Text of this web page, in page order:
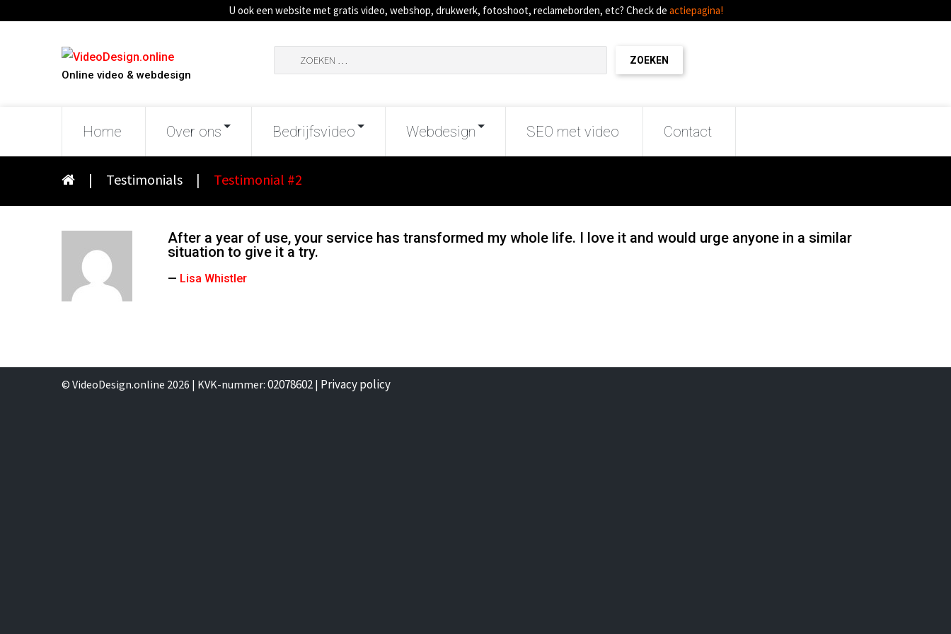
U ook een website met gratis video, webshop, drukwerk, fotoshoot, reclameborden, etc? Check de actiepagina!
Online video & webdesign
Home Over ons Bedrijfsvideo Webdesign SEO met video Contact
| Testimonials | Testimonial #2
After a year of use, your service has transformed my whole life. I love it and would urge anyone in a similar
situation to give it a try.
Lisa Whistler
© VideoDesign.online 2026 | KVK-nummer: 02078602 | Privacy policy